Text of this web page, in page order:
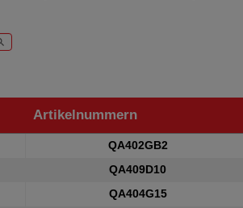
Artikelnummern
ArtikelnummernQA402GB2
QA409D10
QA404G15